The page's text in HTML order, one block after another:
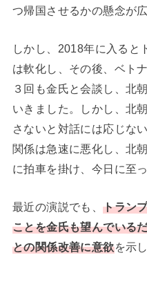
つ帰国させるかの懸念が
しかし、2018年に入ると
は軟化し、その後、ベト
３回も金氏と会談し、北
いきました。しかし、北
さないと対話には応じな
関係は急速に悪化し、北
に拍車を掛け、今日に至
最近の演説でも、トラン
ことを金氏も望んでいる
との関係改善に意欲を示